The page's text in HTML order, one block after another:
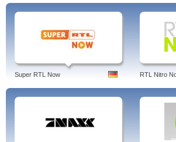
Super RTL Now RTL Nitro